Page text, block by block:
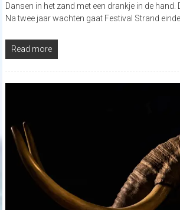
Dansen in het zand met een drankje in de hand.
Na twee jaar wachten gaat Festival Strand
Read more